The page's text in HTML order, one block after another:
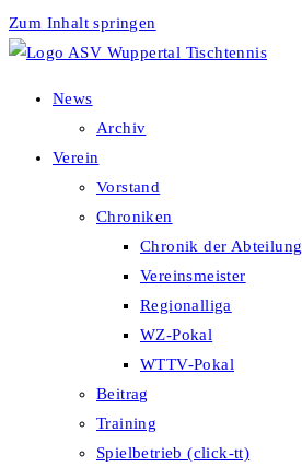
Zum Inhalt springen
News
Archiv
Verein
Vorstand
Chroniken
Chronik der Abteilung
Vereinsmeister
Regionalliga
WZ-Pokal
WTTV-Pokal
Beitrag
Training
Spielbetrieb (click-tt)